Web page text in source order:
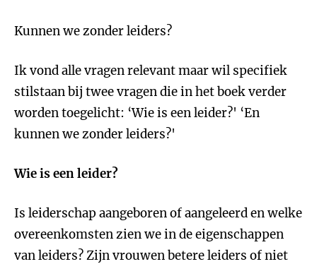
Kunnen we zonder leiders?
Ik vond alle vragen relevant maar wil specifiek
stilstaan bij twee vragen die in het boek verder
worden toegelicht: ‘Wie is een leider?' ‘En
kunnen we zonder leiders?'
Wie is een leider?
Is leiderschap aangeboren of aangeleerd en welke
overeenkomsten zien we in de eigenschappen
van leiders? Zijn vrouwen betere leiders of niet